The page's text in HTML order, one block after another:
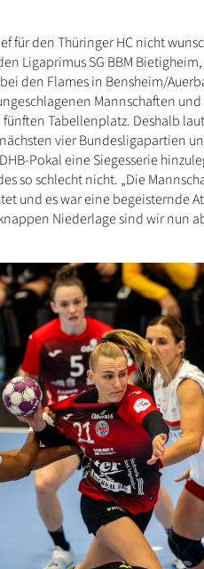
für den Thüringer HC nicht
Ligaprimus SG BBM
den Flames in Bensheim/
Mannschaften
Tabellenplatz. Deshalb
vier Bundesligapartien
Pokal eine Siegesserie
so schlecht nicht. „Die
und es war eine begeisternde
Niederlage sind wir nun